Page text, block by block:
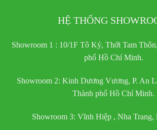
HỆ THỐNG
Showroom 1 : 10/1F Tô Ký, Thới Tam
phố Hồ Chí Minh.
Showroom 2: Kinh Dương Vương, P. An
Thành phố Hồ Chí Minh.
Showroom 3: Vĩnh Hiệp , Nha Trang,